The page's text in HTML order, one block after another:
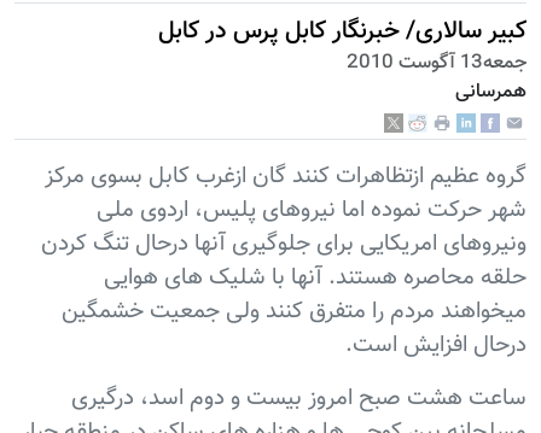
کبیر سالاری/ خبرنگار کابل پرس در کابل
جمعه13 آگوست 2010
همرسانی
گروه عظیم ازتظاهرات کنند گان ازغرب کابل بسوی مرکز
شهر حرکت نموده اما نیروهای پلیس، اردوی ملی
ونیروهای امریکایی برای جلوگیری آنها درحال تنگ کردن
حلقه محاصره هستند. آنها با شلیک های هوایی
میخواهند مردم را متفرق کنند ولی جمعیت خشمگین
درحال افزایش است.
ساعت هشت صبح امروز بیست و دوم اسد، درگیری